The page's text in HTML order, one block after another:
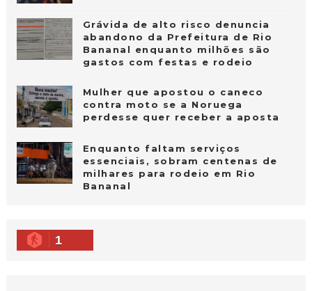
Grávida de alto risco denuncia
abandono da Prefeitura de Rio
Bananal enquanto milhões são
gastos com festas e rodeio
Mulher que apostou o caneco
contra moto se a Noruega
perdesse quer receber a aposta
Enquanto faltam serviços
essenciais, sobram centenas de
milhares para rodeio em Rio
Bananal
1